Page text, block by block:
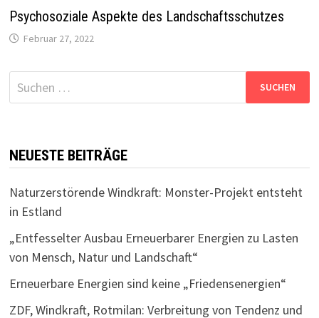
Psychosoziale Aspekte des Landschaftsschutzes
Februar 27, 2022
Suchen
nach:
NEUESTE BEITRÄGE
Naturzerstörende Windkraft: Monster-Projekt entsteht
in Estland
„Entfesselter Ausbau Erneuerbarer Energien zu Lasten
von Mensch, Natur und Landschaft“
Erneuerbare Energien sind keine „Friedensenergien“
ZDF, Windkraft, Rotmilan: Verbreitung von Tendenz und